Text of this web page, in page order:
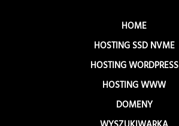
HOME
HOSTING SSD NVME
HOSTING WORDPRESS
HOSTING WWW
DOMENY